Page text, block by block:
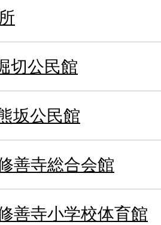
切公民館
坂公民館
善寺総合会館
善寺小学校体育館